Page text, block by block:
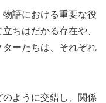
語における重要な役
ちはだかる存在や、
ーたちは、それぞれ
ように交錯し、関係